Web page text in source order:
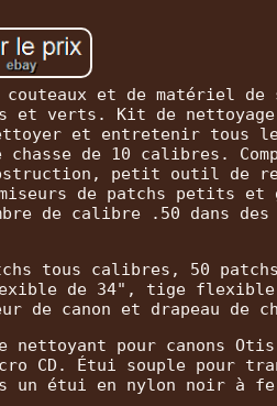
couteaux et de matériel de
et verts. Kit de
nettoyer et entretenir tous
de 10 calibres.
petit outil de
de patchs petits et
de calibre .50 dans des
tous calibres, 50
de 34", tige flexible
canon et drapeau de
pour canons Otis
CD. Étui souple pour
un étui en nylon noir à